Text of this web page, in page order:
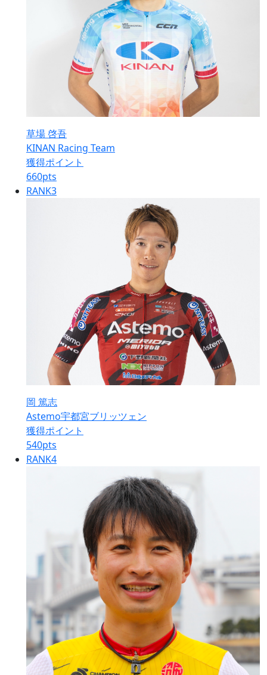
草場 啓吾
KINAN Racing Team
獲得ポイント
660pts
RANK3
岡 篤志
Astemo宇都宮ブリッツェン
獲得ポイント
540pts
RANK4